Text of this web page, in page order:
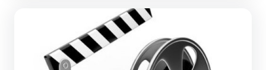
Programme du cinéma : Le Colisée